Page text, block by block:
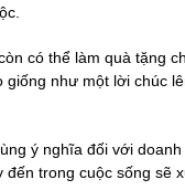
có thể làm quà tặng
như một lời chúc
ý nghĩa đối với
trong cuộc sống sẽ